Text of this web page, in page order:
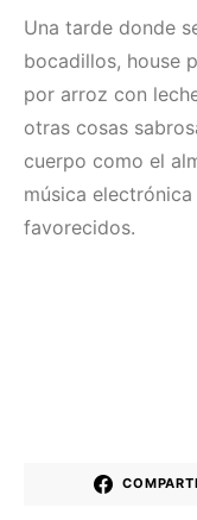
Una tarde donde
bocadillos, house
por arroz con
otras cosas
cuerpo como el
música
favorecidos.